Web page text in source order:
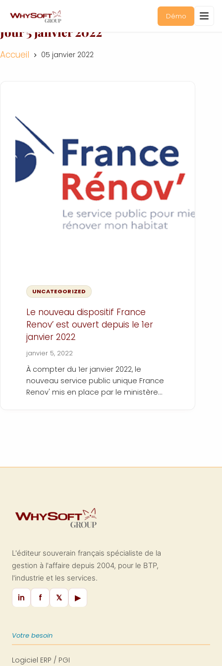
Démo
Jour5 janvier 2022
Accueil 05 janvier 2022
UNCATEGORIZED
Le nouveau dispositif France
Renov’ est ouvert depuis le 1er
janvier 2022
janvier 5, 2022
À compter du 1er janvier 2022, le
nouveau service public unique France
Renov' mis en place par le ministère
L'éditeur souverain français spécialiste de la
gestion à l'affaire depuis 2004, pour le BTP,
l'industrie et les services.
in f 𝕏 ▶
Votre besoin
Logiciel ERP / PGI